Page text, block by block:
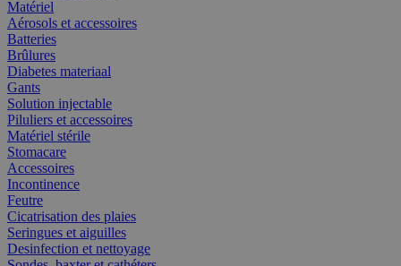
Matériel
Aérosols et accessoires
Batteries
Brûlures
Diabetes materiaal
Gants
Solution injectable
Piluliers et accessoires
Matériel stérile
Stomacare
Accessoires
Incontinence
Feutre
Cicatrisation des plaies
Seringues et aiguilles
Desinfection et nettoyage